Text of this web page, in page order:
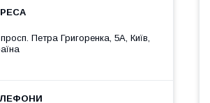
просп. Петра Григоренка, 5А, Київ,